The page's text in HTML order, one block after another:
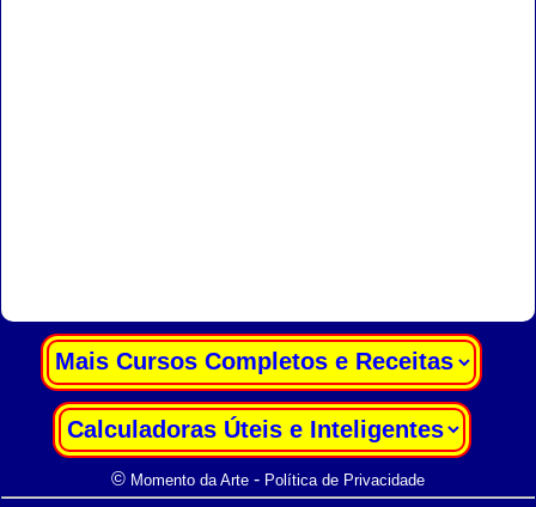
© Momento da Arte- Política de Privacidade